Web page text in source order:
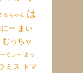
るちゃん は
ー まい
むっちゃ
てぃー よっ
ミス トマ